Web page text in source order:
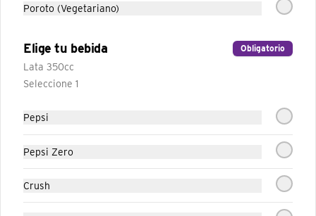
Conócenos
Trabaja con nosotros
Poroto (Vegetariano)
Elige tu bebida Obligatorio
Lata 350cc
Seleccione 1
Pepsi
Pepsi Zero
Crush